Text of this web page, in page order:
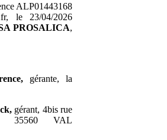
ALP01443168
le 23/04/2026
PROSALICA,
gérante, la
gérant, 4bis rue
35560 VAL